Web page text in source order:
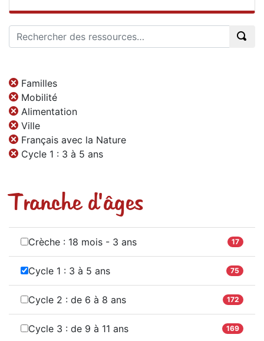
Familles
Mobilité
Alimentation
Ville
Français avec la Nature
Cycle 1 : 3 à 5 ans
Tranche d'âges
Crèche : 18 mois - 3 ans 17
Cycle 1 : 3 à 5 ans 75
Cycle 2 : de 6 à 8 ans 172
Cycle 3 : de 9 à 11 ans 169